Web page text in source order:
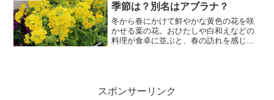
季節は？別名はアブラナ？
冬から春にかけて鮮やかな黄色の花を咲
かせる葉の花。おひたしや白和えなどの
料理が食卓に並ぶと、春の訪れを感じる
スポンサーリンク